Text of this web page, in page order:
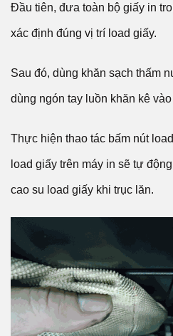
Đầu tiên, đưa toàn bộ giấy in
xác định đúng vị trí load giấy.
Sau đó, dùng khăn sạch thấm
dùng ngón tay luồn khăn kê
Thực hiện thao tác bấm nút
load giấy trên máy in sẽ tự
cao su load giấy khi trục lăn.